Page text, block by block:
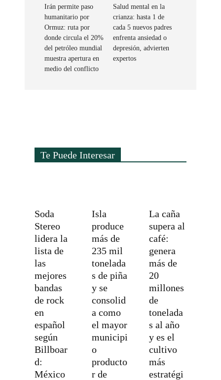
Irán permite paso
humanitario por
Ormuz: ruta por
donde circula el 20%
del petróleo mundial
muestra apertura en
medio del conflicto
Salud mental en la
crianza: hasta 1 de
cada 5 nuevos padres
enfrenta ansiedad o
depresión, advierten
expertos
Te Puede Interesar
Soda
Stereo
lidera la
lista de
las
mejores
bandas
de rock
en
español
según
Billboar
d:
México
Isla
produce
más de
235 mil
tonelada
s de piña
y se
consolid
a como
el mayor
municipi
o
producto
r de
La caña
supera al
café:
genera
más de
20
millones
de
tonelada
s al año
y es el
cultivo
más
estratégi